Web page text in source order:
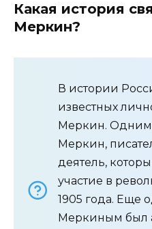
Какая история
Меркин?
В истории
известных
Меркин. Одним
Меркин,
деятель,
участие в
1905 года. Еще
Меркиным был